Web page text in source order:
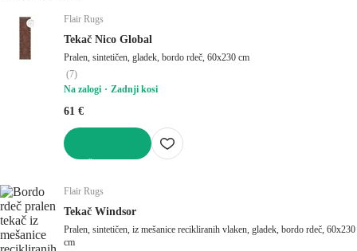
Flair Rugs
Tekač Nico Global
Pralen, sintetičen, gladek, bordo rdeč, 60x230 cm
(7)
Na zalogi
Zadnji kosi
61 €
Flair Rugs
Tekač Windsor
Pralen, sintetičen, iz mešanice recikliranih vlaken, gladek, bordo rdeč, 60x230
cm